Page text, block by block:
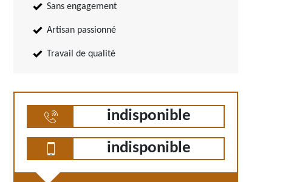
Sans engagement
Artisan passionné
Travail de qualité
indisponible
indisponible